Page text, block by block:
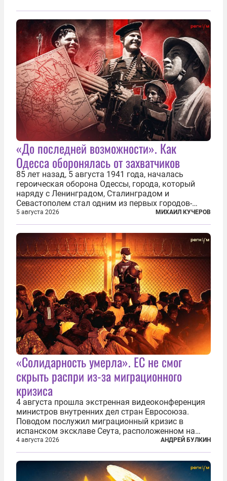
«До последней возможности». Как
Одесса оборонялась от захватчиков
85 лет назад, 5 августа 1941 года, началась
героическая оборона Одессы, города, который
наряду с Ленинградом, Сталинградом и
Севастополем стал одним из первых городов-
героев. Историки приводят фразу из телеграммы
Иосифа Сталина, датированной сентябрем 1941-
го: «Прошу героических участников обороны...
5 августа 2026 МИХАИЛ КУЧЕРОВ
«Солидарность умерла». ЕС не смог
скрыть распри из-за миграционного
кризиса
4 августа прошла экстренная видеоконференция
министров внутренних дел стран Евросоюза.
Поводом послужил миграционный кризис в
испанском эксклаве Сеута, расположенном на
северном побережье Африки. В конце июля
границу между Марокко и испанской территорией
прорвали до 72 тысяч мигрантов. Подавляющее...
4 августа 2026 АНДРЕЙ БУЛКИН